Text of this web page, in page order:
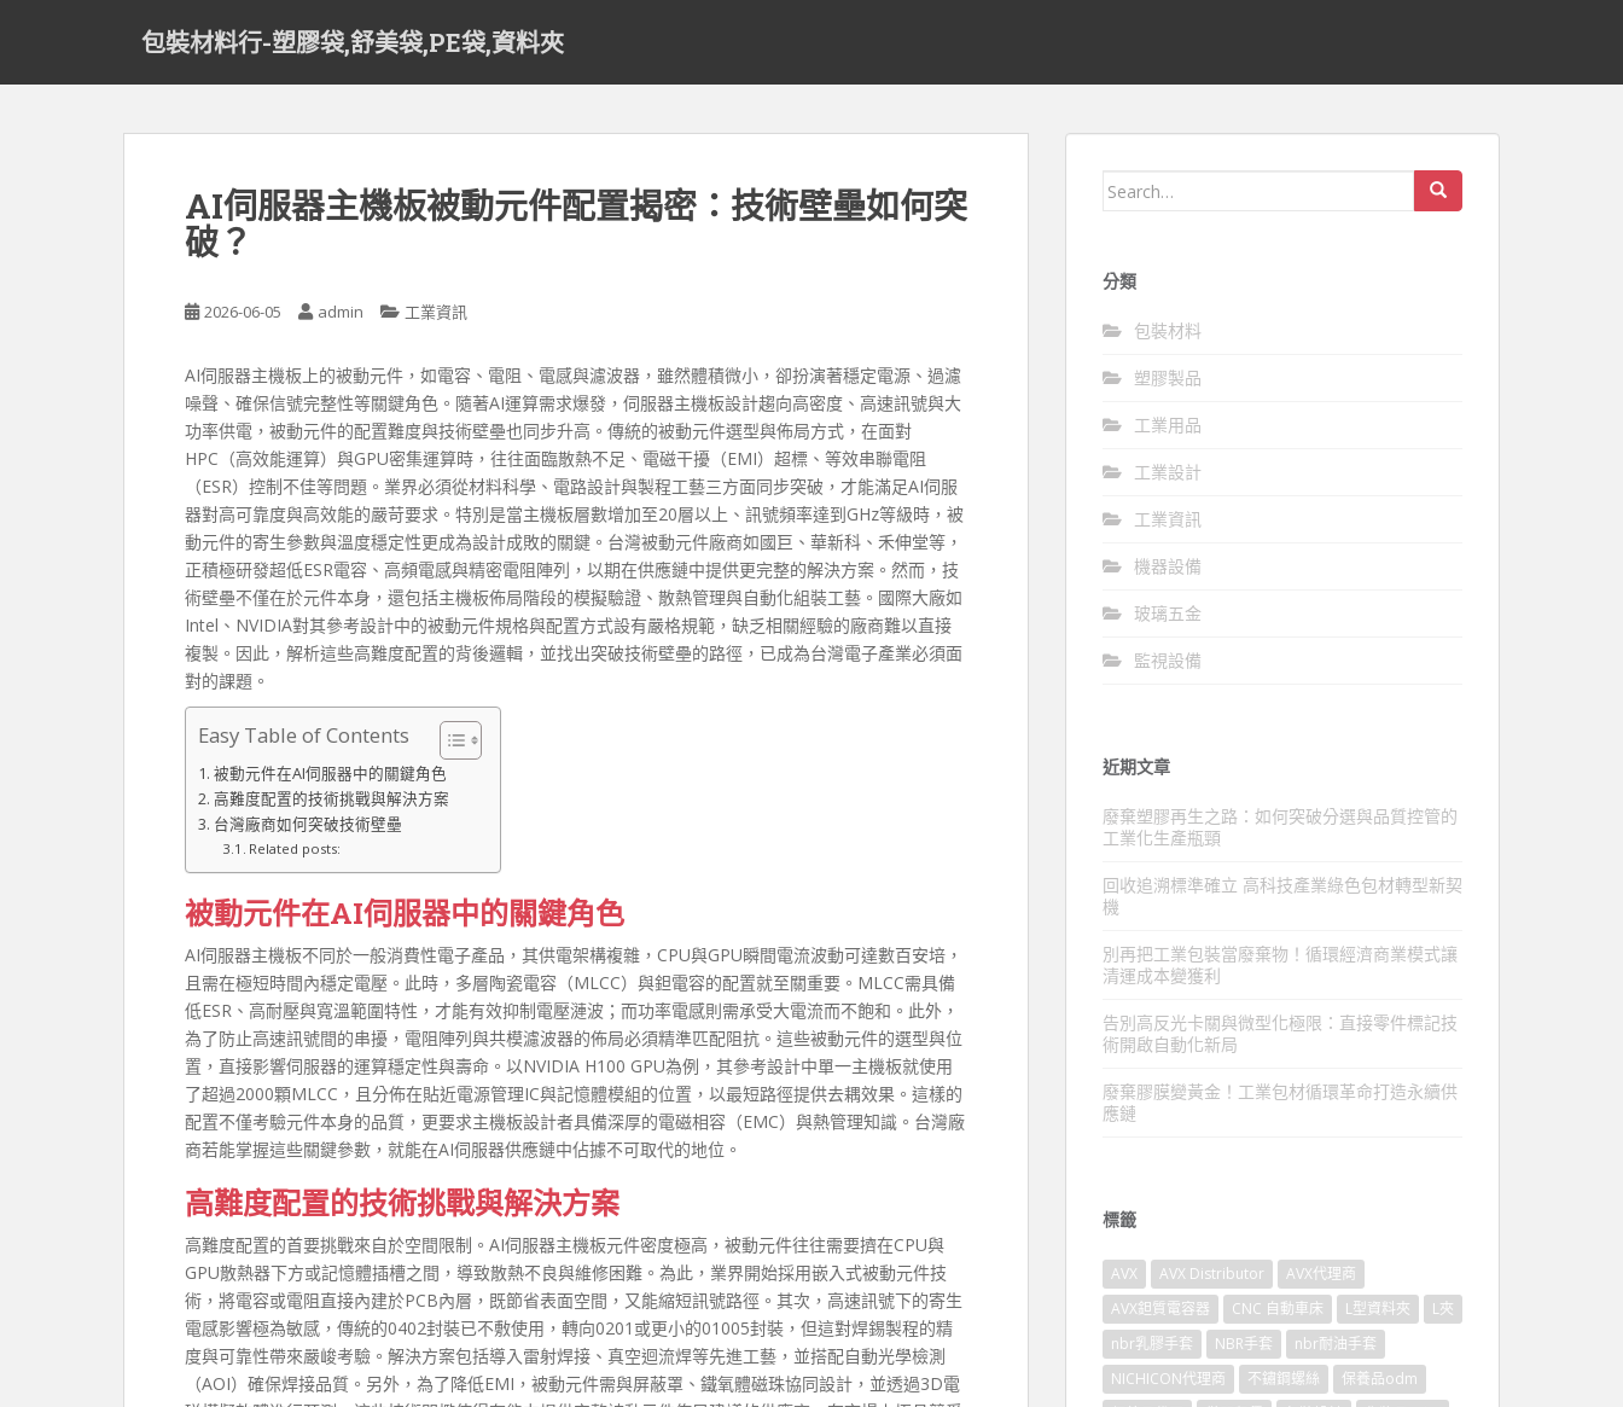
包裝材料行-塑膠袋,舒美袋,PE袋,資料夾
AI伺服器主機板被動元件配置揭密：技術壁壘如何突
破？
2026-06-05 admin 工業資訊
AI伺服器主機板上的被動元件，如電容、電阻、電感與濾波器，雖然體積微小，卻扮演著穩定電源、過濾
噪聲、確保信號完整性等關鍵角色。隨著AI運算需求爆發，伺服器主機板設計趨向高密度、高速訊號與大
功率供電，被動元件的配置難度與技術壁壘也同步升高。傳統的被動元件選型與佈局方式，在面對
HPC（高效能運算）與GPU密集運算時，往往面臨散熱不足、電磁干擾（EMI）超標、等效串聯電阻
（ESR）控制不佳等問題。業界必須從材料科學、電路設計與製程工藝三方面同步突破，才能滿足AI伺服
器對高可靠度與高效能的嚴苛要求。特別是當主機板層數增加至20層以上、訊號頻率達到GHz等級時，被
動元件的寄生參數與溫度穩定性更成為設計成敗的關鍵。台灣被動元件廠商如國巨、華新科、禾伸堂等，
正積極研發超低ESR電容、高頻電感與精密電阻陣列，以期在供應鏈中提供更完整的解決方案。然而，技
術壁壘不僅在於元件本身，還包括主機板佈局階段的模擬驗證、散熱管理與自動化組裝工藝。國際大廠如
Intel、NVIDIA對其參考設計中的被動元件規格與配置方式設有嚴格規範，缺乏相關經驗的廠商難以直接
複製。因此，解析這些高難度配置的背後邏輯，並找出突破技術壁壘的路徑，已成為台灣電子產業必須面
對的課題。
Easy Table of Contents
被動元件在AI伺服器中的關鍵角色
高難度配置的技術挑戰與解決方案
台灣廠商如何突破技術壁壘
Related posts:
被動元件在AI伺服器中的關鍵角色
AI伺服器主機板不同於一般消費性電子產品，其供電架構複雜，CPU與GPU瞬間電流波動可達數百安培，
且需在極短時間內穩定電壓。此時，多層陶瓷電容（MLCC）與鉭電容的配置就至關重要。MLCC需具備
低ESR、高耐壓與寬溫範圍特性，才能有效抑制電壓漣波；而功率電感則需承受大電流而不飽和。此外，
為了防止高速訊號間的串擾，電阻陣列與共模濾波器的佈局必須精準匹配阻抗。這些被動元件的選型與位
置，直接影響伺服器的運算穩定性與壽命。以NVIDIA H100 GPU為例，其參考設計中單一主機板就使用
了超過2000顆MLCC，且分佈在貼近電源管理IC與記憶體模組的位置，以最短路徑提供去耦效果。這樣的
配置不僅考驗元件本身的品質，更要求主機板設計者具備深厚的電磁相容（EMC）與熱管理知識。台灣廠
商若能掌握這些關鍵參數，就能在AI伺服器供應鏈中佔據不可取代的地位。
高難度配置的技術挑戰與解決方案
高難度配置的首要挑戰來自於空間限制。AI伺服器主機板元件密度極高，被動元件往往需要擠在CPU與
GPU散熱器下方或記憶體插槽之間，導致散熱不良與維修困難。為此，業界開始採用嵌入式被動元件技
術，將電容或電阻直接內建於PCB內層，既節省表面空間，又能縮短訊號路徑。其次，高速訊號下的寄生
電感影響極為敏感，傳統的0402封裝已不敷使用，轉向0201或更小的01005封裝，但這對焊錫製程的精
度與可靠性帶來嚴峻考驗。解決方案包括導入雷射焊接、真空迴流焊等先進工藝，並搭配自動光學檢測
（AOI）確保焊接品質。另外，為了降低EMI，被動元件需與屏蔽罩、鐵氧體磁珠協同設計，並透過3D電
Search
分類
包裝材料
塑膠製品
工業用品
工業設計
工業資訊
機器設備
玻璃五金
監視設備
近期文章
廢棄塑膠再生之路：如何突破分選與品質控管的
工業化生產瓶頸
回收追溯標準確立 高科技產業綠色包材轉型新契
機
別再把工業包裝當廢棄物！循環經濟商業模式讓
清運成本變獲利
告別高反光卡關與微型化極限：直接零件標記技
術開啟自動化新局
廢棄膠膜變黃金！工業包材循環革命打造永續供
應鏈
標籤
AVX AVX Distributor
AVX代理商
AVX鉭質電容器
CNC 自動車床 L型資料夾
L夾
nbr乳膠手套
NBR手套
nbr耐油手套
NICHICON代理商
不鏽鋼螺絲
保養品odm